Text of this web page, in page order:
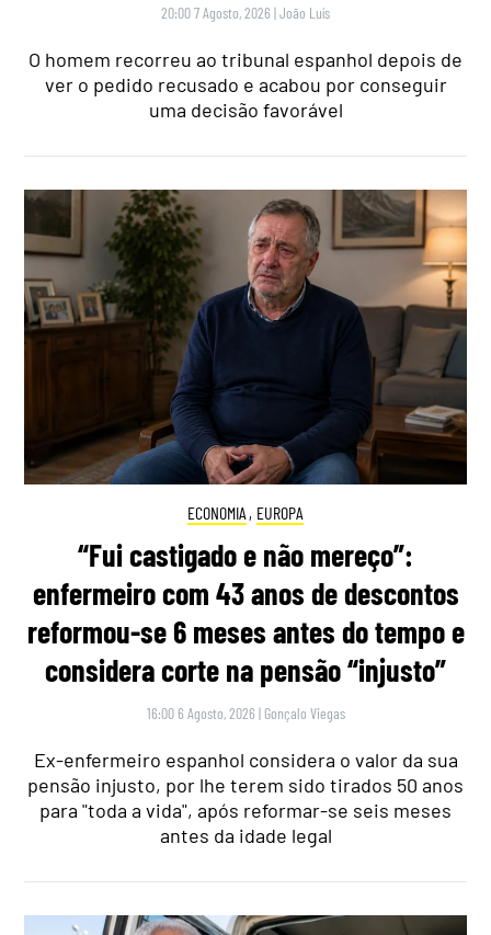
20:00 7 Agosto, 2026 |João Luís
O homem recorreu ao tribunal espanhol depois de
ver o pedido recusado e acabou por conseguir
uma decisão favorável
ECONOMIA , EUROPA
“Fui castigado e não mereço”:
enfermeiro com 43 anos de descontos
reformou-se 6 meses antes do tempo e
considera corte na pensão “injusto”
16:00 6 Agosto, 2026 | Gonçalo Viegas
Ex-enfermeiro espanhol considera o valor da sua
pensão injusto, por lhe terem sido tirados 50 anos
para "toda a vida", após reformar-se seis meses
antes da idade legal